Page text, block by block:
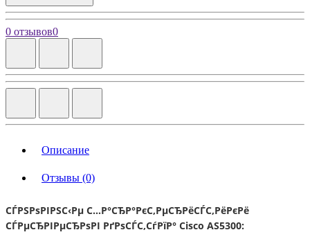
0 отзывов0
Описание
Отзывы (0)
СЃРЅРѕРІРЅС‹Рµ С…Р°СЂР°РєС‚РµСЂРёСЃС‚РёРєРё
СЃРµСЂРІРµСЂРѕРІ РґРѕСЃС‚СѓРїР° Cisco AS5300: